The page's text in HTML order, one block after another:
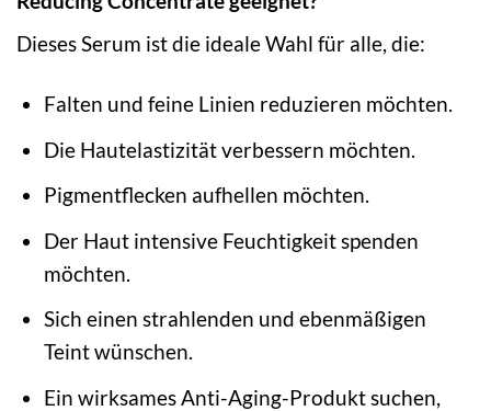
Dieses Serum ist die ideale Wahl für alle, die:
Falten und feine Linien reduzieren möchten.
Die Hautelastizität verbessern möchten.
Pigmentflecken aufhellen möchten.
Der Haut intensive Feuchtigkeit spenden
möchten.
Sich einen strahlenden und ebenmäßigen
Teint wünschen.
Ein wirksames Anti-Aging-Produkt suchen,